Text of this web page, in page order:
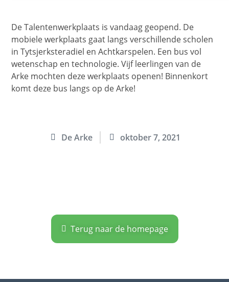
De Talentenwerkplaats is vandaag geopend. De
mobiele werkplaats gaat langs verschillende scholen
in Tytsjerksteradiel en Achtkarspelen. Een bus vol
wetenschap en technologie. Vijf leerlingen van de
Arke mochten deze werkplaats openen! Binnenkort
komt deze bus langs op de Arke!
De Arke oktober 7, 2021
Terug naar de homepage